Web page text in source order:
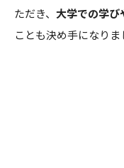
ただき、 大学での学び
ことも決め手になりま